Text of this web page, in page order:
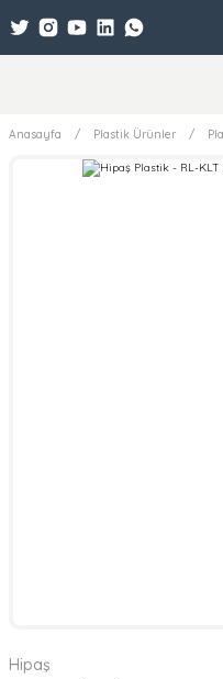
Anasayfa Plastik Ürünler
Hipaş